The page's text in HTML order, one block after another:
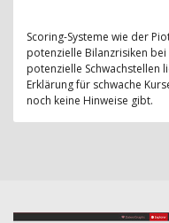
Scoring-Systeme wie der
potenzielle Bilanzrisiken bei
potenzielle Schwachstellen
Erklärung für schwache
noch keine Hinweise gibt.